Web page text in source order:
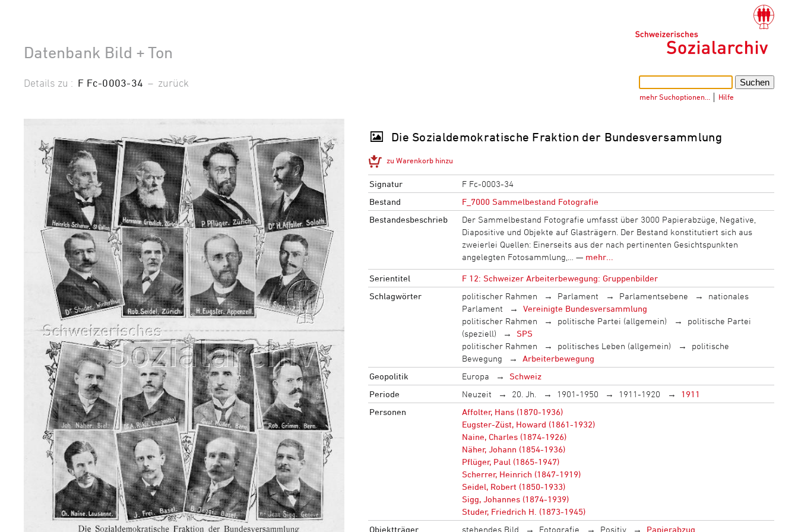
Datenbank Bild + Ton
mehr Suchoptionen… Hilfe
Details zu : F Fc-0003-34 – zurück
Die Sozialdemokratische Fraktion der Bundesversammlung
zu Warenkorb hinzu
Signatur
F Fc-0003-34
Bestand
F_7000 Sammelbestand Fotografie
Bestandesbeschrieb
Der Sammelbestand Fotografie umfasst über 3000 Papierabzüge, Negative,
Diapositive und Objekte auf Glasträgern. Der Bestand konstitutiert sich aus
zweierlei Quellen: Einerseits aus der nach pertinenten Gesichtspunkten
angelegten Fotosammlung,… — mehr...
Serientitel
F 12: Schweizer Arbeiterbewegung: Gruppenbilder
Schlagwörter
politischer Rahmen Parlament Parlamentsebene
nationales
Parlament
Vereinigte Bundesversammlung
politischer Rahmen
politische Partei (allgemein)
politische Partei
(speziell)
SPS
politischer Rahmen
politisches Leben (allgemein)
politische
Bewegung
Arbeiterbewegung
Geopolitik
Europa
Schweiz
Periode
Neuzeit 20. Jh. 1901-1950 1911-1920
1911
Personen
Affolter, Hans (1870-1936)
Eugster-Züst, Howard (1861-1932)
Naine, Charles (1874-1926)
Näher, Johann (1854-1936)
Pflüger, Paul (1865-1947)
Scherrer, Heinrich (1847-1919)
Seidel, Robert (1850-1933)
Sigg, Johannes (1874-1939)
Studer, Friedrich H. (1873-1945)
Objektträger
stehendes Bild Fotografie Positiv Papierabzug